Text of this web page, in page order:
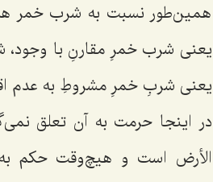
همین‌طور نسبت به شرب خمر هم
یعنى شرب خمرِ مقارنِ با وجود،
یعنى شربِ خمرِ مشروطِ به عدم
در اینجا حرمت به آن تعلق
الأرض است و هیچ‌وقت حكم به